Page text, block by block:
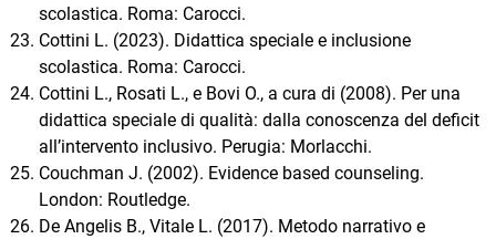
scolastica. Roma: Carocci.
Cottini L. (2023). Didattica speciale e inclusione
scolastica. Roma: Carocci.
Cottini L., Rosati L., e Bovi O., a cura di (2008). Per una
didattica speciale di qualità: dalla conoscenza del deficit
all’intervento inclusivo. Perugia: Morlacchi.
Couchman J. (2002). Evidence based counseling.
London: Routledge.
De Angelis B., Vitale L. (2017). Metodo narrativo e